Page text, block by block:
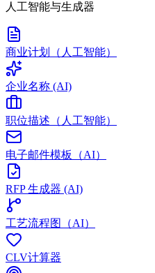
人工智能与生成器
商业计划（人工智能）
企业名称 (AI)
职位描述（人工智能）
电子邮件模板（AI）
RFP 生成器 (AI)
工艺流程图（AI）
CLV计算器